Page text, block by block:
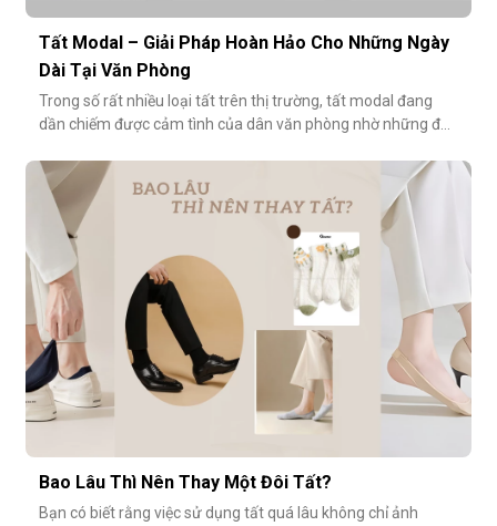
Tất Modal – Giải Pháp Hoàn Hảo Cho Những Ngày
Dài Tại Văn Phòng
Trong số rất nhiều loại tất trên thị trường, tất modal đang
dần chiếm được cảm tình của dân văn phòng nhờ những đặc
cùng khám phá vì sao tất modal lại được xem là lựa chọn lý
tưởng cho những ngày dài tại văn phòng.Khi đôi chân “lên
tiếng” s
Bao Lâu Thì Nên Thay Một Đôi Tất?
Bạn có biết rằng việc sử dụng tất quá lâu không chỉ ảnh